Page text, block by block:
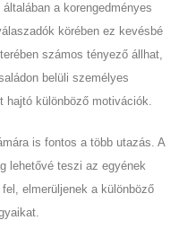
a korengedményes
körében ez kevésbé
számos tényező állhat,
belüli személyes
hajtó különböző motivációk.
is fontos a több utazás. A
lehetővé teszi az egyének
elmerüljenek a különböző